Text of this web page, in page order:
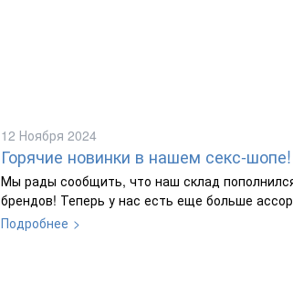
12 Ноября 2024
Горячие новинки в нашем секс-шопе!
Мы рады сообщить, что наш склад
брендов! Теперь у нас есть еще больше
Подробнее